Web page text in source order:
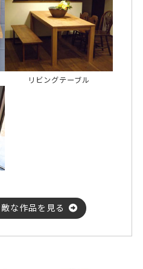
リビングテーブル
な作品を見る